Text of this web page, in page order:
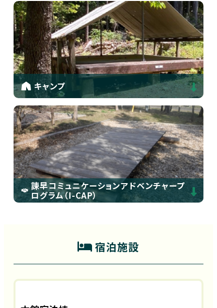
キャンプ
諫早コミュニケーションアドベンチャープ
ログラム（I-CAP）
宿泊施設